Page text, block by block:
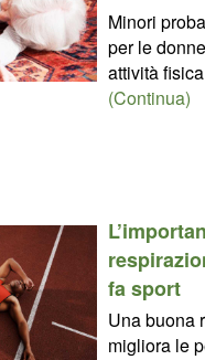
Minori
per le
attività fisica
(Continua)
fa sport
Una buona
migliora le